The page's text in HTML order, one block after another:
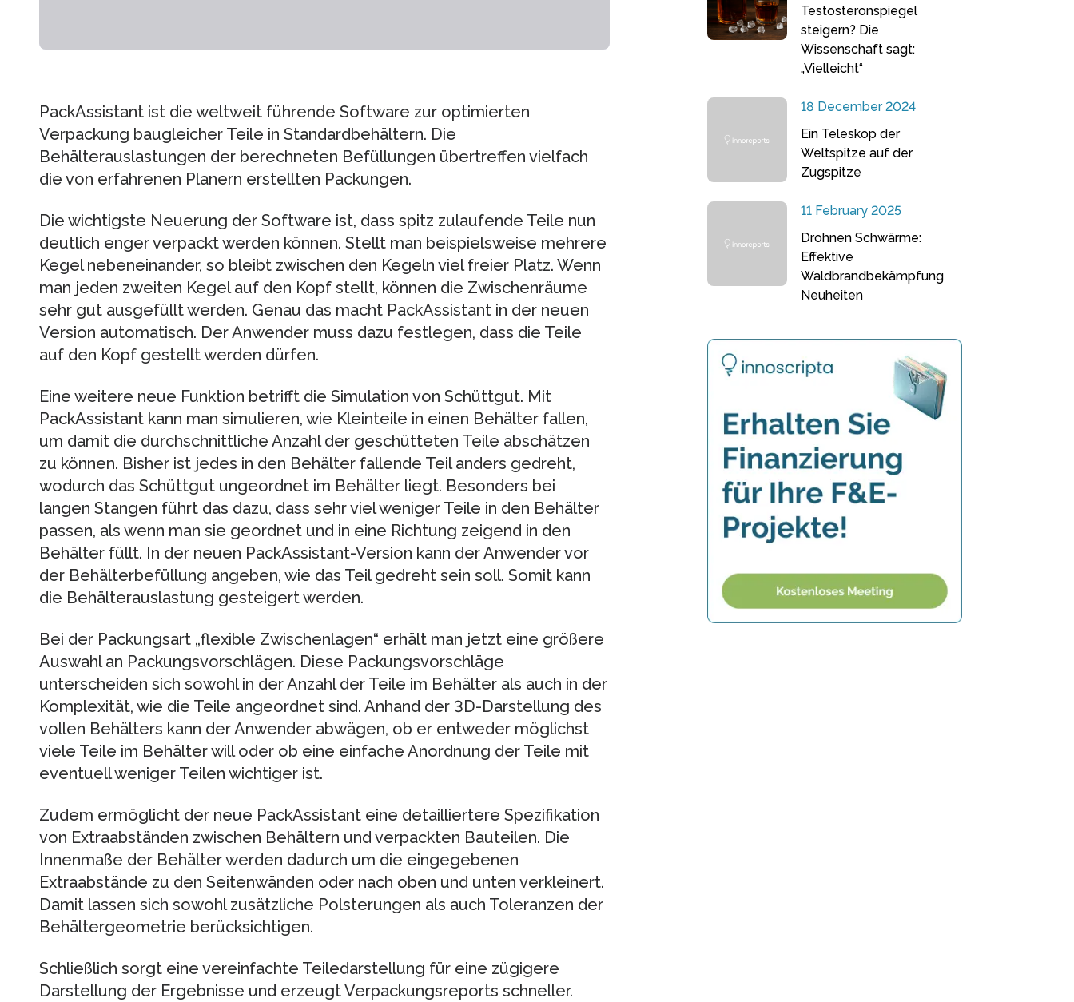
PackAssistant ist die weltweit führende Software zur optimierten
Verpackung baugleicher Teile in Standardbehältern. Die
Behälterauslastungen der berechneten Befüllungen übertreffen vielfach
die von erfahrenen Planern erstellten Packungen.
Die wichtigste Neuerung der Software ist, dass spitz zulaufende Teile nun
deutlich enger verpackt werden können. Stellt man beispielsweise mehrere
Kegel nebeneinander, so bleibt zwischen den Kegeln viel freier Platz. Wenn
man jeden zweiten Kegel auf den Kopf stellt, können die Zwischenräume
sehr gut ausgefüllt werden. Genau das macht PackAssistant in der neuen
Version automatisch. Der Anwender muss dazu festlegen, dass die Teile
auf den Kopf gestellt werden dürfen.
Eine weitere neue Funktion betrifft die Simulation von Schüttgut. Mit
PackAssistant kann man simulieren, wie Kleinteile in einen Behälter fallen,
um damit die durchschnittliche Anzahl der geschütteten Teile abschätzen
zu können. Bisher ist jedes in den Behälter fallende Teil anders gedreht,
wodurch das Schüttgut ungeordnet im Behälter liegt. Besonders bei
langen Stangen führt das dazu, dass sehr viel weniger Teile in den Behälter
passen, als wenn man sie geordnet und in eine Richtung zeigend in den
Behälter füllt. In der neuen PackAssistant-Version kann der Anwender vor
der Behälterbefüllung angeben, wie das Teil gedreht sein soll. Somit kann
die Behälterauslastung gesteigert werden.
Bei der Packungsart „flexible Zwischenlagen“ erhält man jetzt eine größere
Auswahl an Packungsvorschlägen. Diese Packungsvorschläge
unterscheiden sich sowohl in der Anzahl der Teile im Behälter als auch in der
Komplexität, wie die Teile angeordnet sind. Anhand der 3D-Darstellung des
vollen Behälters kann der Anwender abwägen, ob er entweder möglichst
viele Teile im Behälter will oder ob eine einfache Anordnung der Teile mit
eventuell weniger Teilen wichtiger ist.
Zudem ermöglicht der neue PackAssistant eine detailliertere Spezifikation
von Extraabständen zwischen Behältern und verpackten Bauteilen. Die
Innenmaße der Behälter werden dadurch um die eingegebenen
Extraabstände zu den Seitenwänden oder nach oben und unten verkleinert.
Damit lassen sich sowohl zusätzliche Polsterungen als auch Toleranzen der
Behältergeometrie berücksichtigen.
Schließlich sorgt eine vereinfachte Teiledarstellung für eine zügigere
Darstellung der Ergebnisse und erzeugt Verpackungsreports schneller.
Testosteronspiegel
steigern? Die
Wissenschaft sagt:
„Vielleicht“
18 December 2024
Ein Teleskop der
Weltspitze auf der
Zugspitze
11 February 2025
Drohnen Schwärme:
Effektive
Waldbrandbekämpfung
Neuheiten